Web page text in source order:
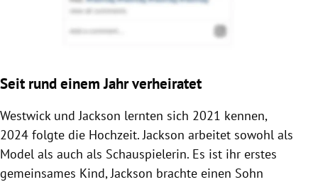
Seit rund einem Jahr verheiratet
Westwick und Jackson lernten sich 2021 kennen,
2024 folgte die Hochzeit. Jackson arbeitet sowohl als
Model als auch als Schauspielerin. Es ist ihr erstes
gemeinsames Kind, Jackson brachte einen Sohn